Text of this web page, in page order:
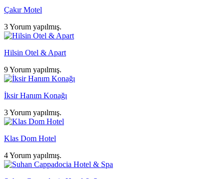
Çakır Motel
3 Yorum yapılmış.
Hilsin Otel & Apart
9 Yorum yapılmış.
İksir Hanım Konağı
3 Yorum yapılmış.
Klas Dom Hotel
4 Yorum yapılmış.